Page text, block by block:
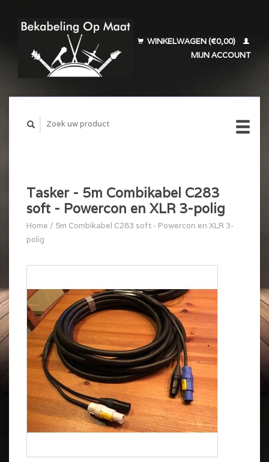
WINKELWAGEN (€0,00)
MIJN ACCOUNT
Tasker - 5m Combikabel C283
soft - Powercon en XLR 3-polig
Home / 5m Combikabel C283 soft - Powercon en XLR 3-
polig